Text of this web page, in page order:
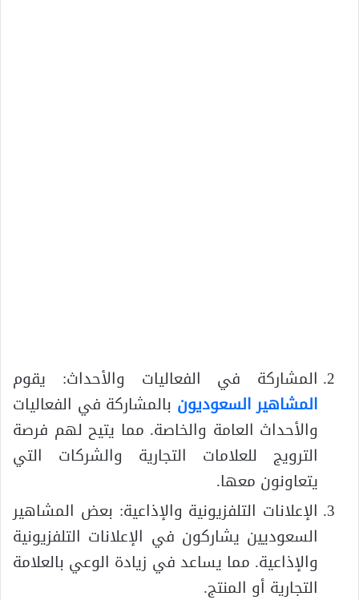
المشاركة في الفعاليات والأحداث: يقوم
المشاهير السعوديون بالمشاركة في الفعاليات
والأحداث العامة والخاصة. مما يتيح لهم فرصة
الترويج للعلامات التجارية والشركات التي
يتعاونون معها.
الإعلانات التلفزيونية والإذاعية: بعض المشاهير
السعوديين يشاركون في الإعلانات التلفزيونية
والإذاعية. مما يساعد في زيادة الوعي بالعلامة
التجارية أو المنتج.